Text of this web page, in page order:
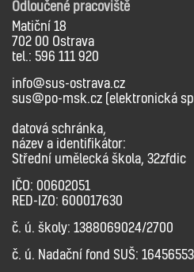
Odloučené pracoviště
Matiční 18
702 00 Ostrava
tel.: 596 111 920
info@sus-ostrava.cz
sus@po-msk.cz (elektronická
datová schránka,
název a identifikátor:
Střední umělecká škola, 32zfdic
IČO: 00602051
RED-IZO: 600017630
č. ú. školy: 1388069024/2700
č. ú. Nadační fond SUŠ: